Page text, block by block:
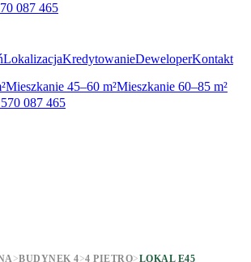
087 465
LokalizacjaKredytowanieDeweloperKontakt
Mieszkanie 45–60 m²Mieszkanie 60–85 m²
570 087 465
>BUDYNEK 4>4 PIĘTRO>LOKAL E45